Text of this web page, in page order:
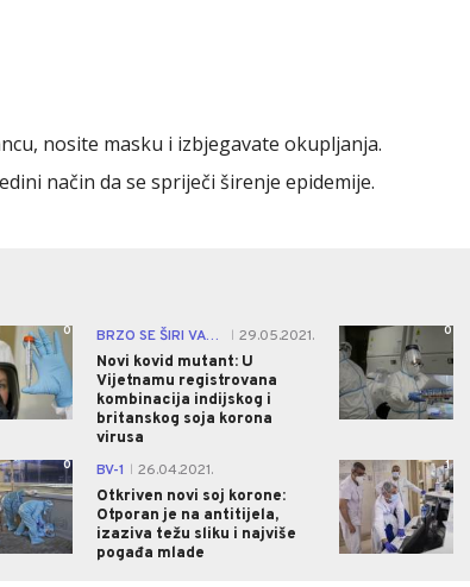
nosite masku i izbjegavate okupljanja.
način da se spriječi širenje epidemije.
0 BRZO SE ŠIRI VAZDUHOM
29.05.2021.
Novi kovid mutant: U
Vijetnamu registrovana
kombinacija indijskog i
britanskog soja korona
virusa
0
0 BV-1
26.04.2021.
Otkriven novi soj korone:
Otporan je na antitijela,
izaziva težu sliku i najviše
pogađa mlade
1